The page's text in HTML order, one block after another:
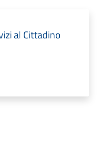
al Cittadino